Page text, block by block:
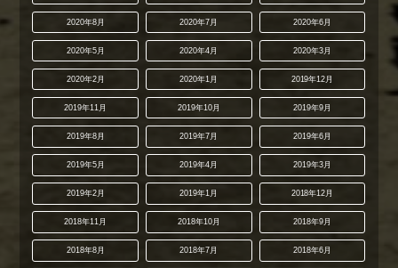
2020年8月 2020年7月 2020年6月
2020年5月 2020年4月 2020年3月
2020年2月 2020年1月 2019年12月
2019年11月 2019年10月 2019年9月
2019年8月 2019年7月 2019年6月
2019年5月 2019年4月 2019年3月
2019年2月 2019年1月 2018年12月
2018年11月 2018年10月 2018年9月
2018年8月 2018年7月 2018年6月